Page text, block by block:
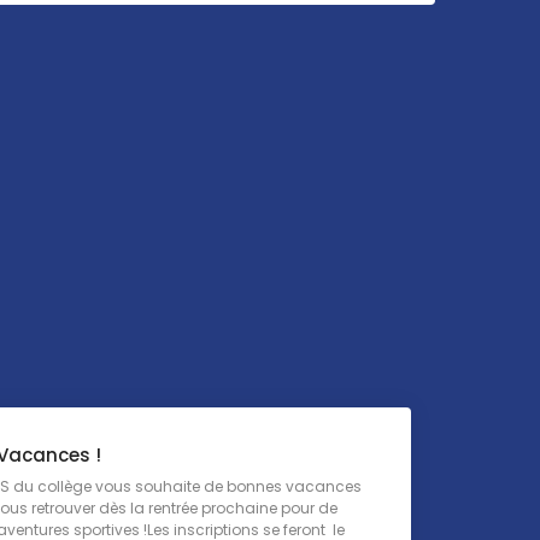
!
du collège vous souhaite de bonnes vacances
retrouver dès la rentrée prochaine pour de
sportives !Les inscriptions se feront le